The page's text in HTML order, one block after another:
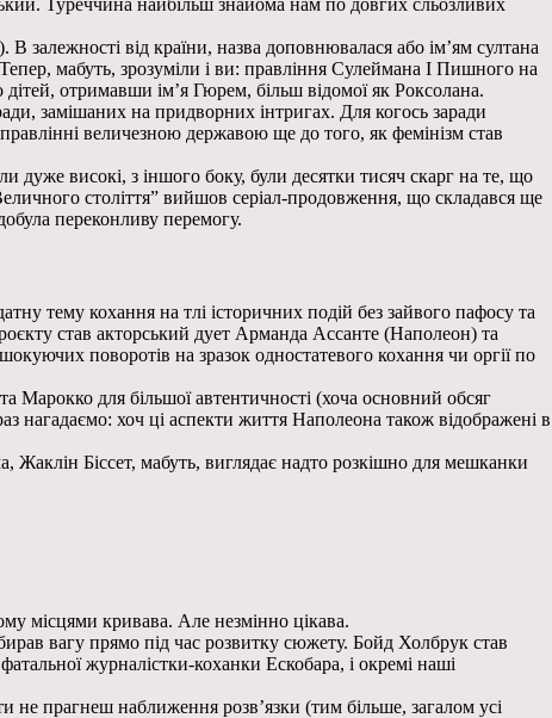
Туреччина найбільш знайома нам по довгих сльозливих
В залежності від країни, назва доповнювалася або ім’ям султана
мабуть, зрозуміли і ви: правління Сулеймана І Пишного на
дітей, отримавши ім’я Гюрем, більш відомої як Роксолана.
замішаних на придворних інтригах. Для когось заради
величезною державою ще до того, як фемінізм став
дуже високі, з іншого боку, були десятки тисяч скарг на те, що
століття” вийшов серіал-продовження, що складався ще
переконливу перемогу.
тему кохання на тлі історичних подій без зайвого пафосу та
став акторський дует Арманда Ассанте (Наполеон) та
поворотів на зразок одностатевого кохання чи оргії по
Марокко для більшої автентичності (хоча основний обсяг
нагадаємо: хоч ці аспекти життя Наполеона також відображені в
Жаклін Біссет, мабуть, виглядає надто розкішно для мешканки
місцями кривава. Але незмінно цікава.
вагу прямо під час розвитку сюжету. Бойд Холбрук став
журналістки-коханки Ескобара, і окремі наші
не прагнеш наближення розв’язки (тим більше, загалом усі